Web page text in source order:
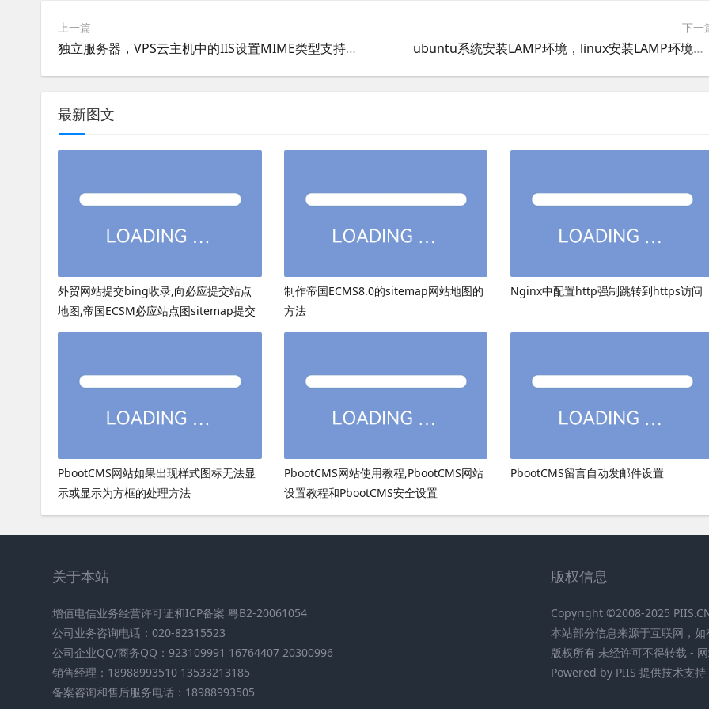
上一篇
独立服务器，VPS云主机中的IIS设置MIME类型支持flv视频播放的方法
下一
ubuntu系统安装LAMP环境，linux安装LAMP环境，linux安装PHP环境
最新图文
外贸网站提交bing收录,向必应提交站点
地图,帝国ECSM必应站点图sitemap提交
制作帝国ECMS8.0的sitemap网站地图的
方法
Nginx中配置http强制跳转到https访问
PbootCMS网站如果出现样式图标无法显
示或显示为方框的处理方法
PbootCMS网站使用教程,PbootCMS网站
设置教程和PbootCMS安全设置
PbootCMS留言自动发邮件设置
关于本站
增值电信业务经营许可证和ICP备案 粤B2-20061054
公司业务咨询电话：020-82315523
公司企业QQ/商务QQ：923109991 16764407 20300996
销售经理：18988993510 13533213185
备案咨询和售后服务电话：18988993505
版权信息
Copyright ©2008-2025
本站部分信息来源于互联网，
版权所有 未经许可不得转载 -
Powered by PIIS 提供技术支持